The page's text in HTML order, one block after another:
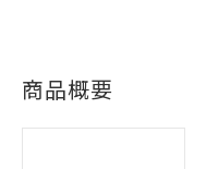
商品概要